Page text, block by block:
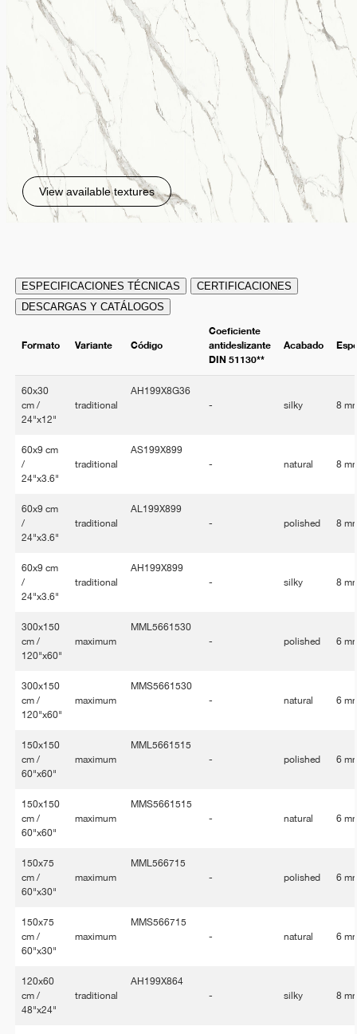
View available textures
ESPECIFICACIONES TÉCNICAS
CERTIFICACIONES
DESCARGAS Y CATÁLOGOS
Formato Variante Código
Coeficiente
antideslizante
DIN 51130**
Acabado
60x30
cm /
24"x12"
traditional
AH199X8G36
-
silky 8
60x9 cm
/
24"x3.6"
traditional
AS199X899
-
natural 8
60x9 cm
/
24"x3.6"
traditional
AL199X899
-
polished 8
60x9 cm
/
24"x3.6"
traditional
AH199X899
-
silky 8
300x150
cm /
120"x60"
maximum
MML5661530
-
polished 6
300x150
cm /
120"x60"
maximum
MMS5661530
-
natural 6
150x150
cm /
60"x60"
maximum
MML5661515
-
polished 6
150x150
cm /
60"x60"
maximum
MMS5661515
-
natural 6
150x75
cm /
60"x30"
maximum
MML566715
-
polished 6
150x75
cm /
60"x30"
maximum
MMS566715
-
natural 6
120x60
cm /
48"x24"
traditional
AH199X864
-
silky 8